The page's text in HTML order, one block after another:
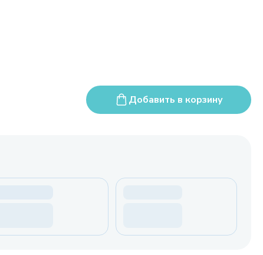
Добавить в корзину